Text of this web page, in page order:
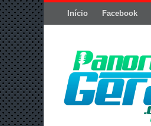
Início Facebook